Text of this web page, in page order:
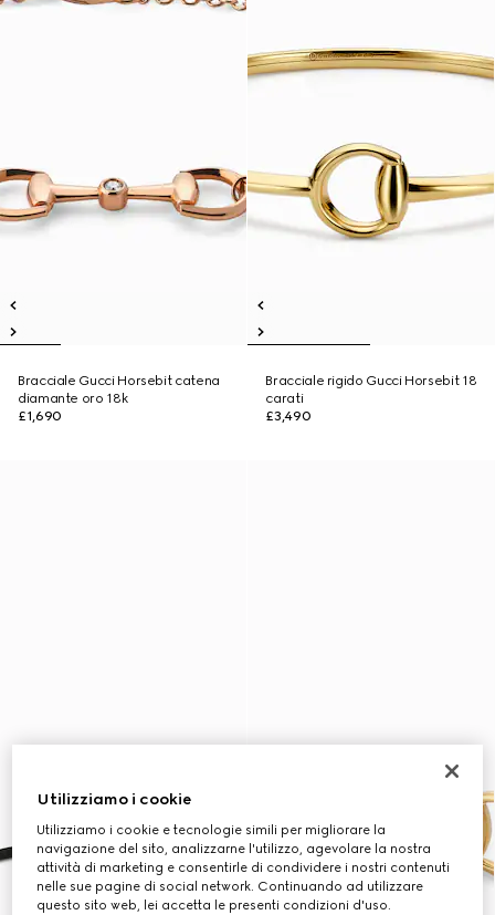
Bracciale Gucci Horsebit catena
diamante oro 18k
£1,690
Bracciale rigido Gucci Horsebit 18
carati
£3,490
Utilizziamo i cookie
Utilizziamo i cookie e tecnologie simili per migliorare la
navigazione del sito, analizzarne l'utilizzo, agevolare la nostra
attività di marketing e consentirle di condividere i nostri contenuti
nelle sue pagine di social network. Continuando ad utilizzare
questo sito web, lei accetta le presenti condizioni d'uso.